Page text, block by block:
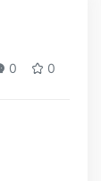
0 0